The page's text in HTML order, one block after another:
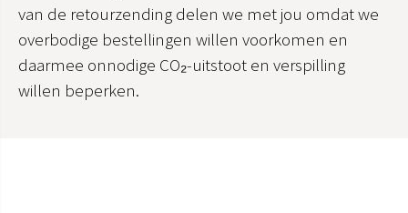
van de retourzending delen we met jou omdat we
overbodige bestellingen willen voorkomen en
daarmee onnodige CO₂-uitstoot en verspilling
willen beperken.